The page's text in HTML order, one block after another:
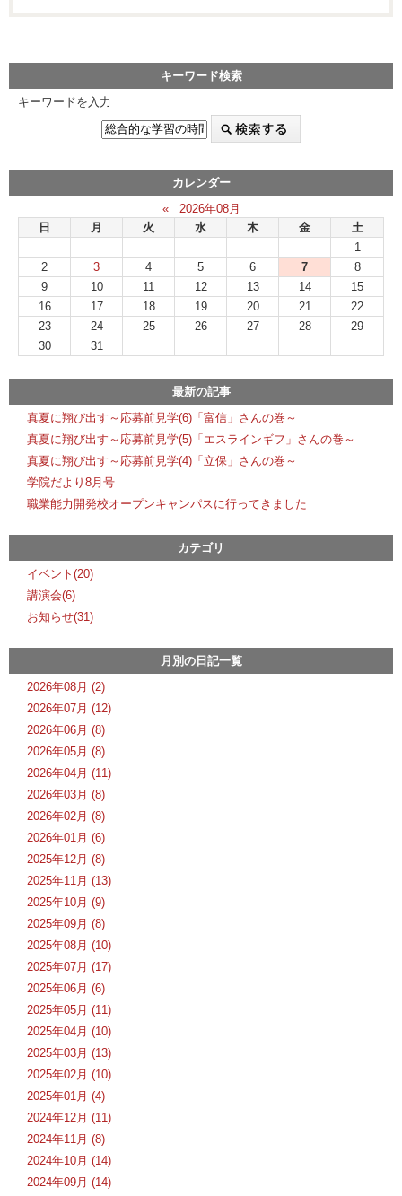
キーワード検索
キーワードを入力
カレンダー
«
2026年08月
日
月 火 水 木 金
土
1
2
3 4 5 6 7
8
9
10 11 12 13 14
15
16
17 18 19 20 21
22
23
24 25 26 27 28
29
30
31
最新の記事
真夏に翔び出す～応募前見学(6)「富信」さんの巻～
真夏に翔び出す～応募前見学(5)「エスラインギフ」さんの巻～
真夏に翔び出す～応募前見学(4)「立保」さんの巻～
学院だより8月号
職業能力開発校オープンキャンパスに行ってきました
カテゴリ
イベント(20)
講演会(6)
お知らせ(31)
月別の日記一覧
2026年08月 (2)
2026年07月 (12)
2026年06月 (8)
2026年05月 (8)
2026年04月 (11)
2026年03月 (8)
2026年02月 (8)
2026年01月 (6)
2025年12月 (8)
2025年11月 (13)
2025年10月 (9)
2025年09月 (8)
2025年08月 (10)
2025年07月 (17)
2025年06月 (6)
2025年05月 (11)
2025年04月 (10)
2025年03月 (13)
2025年02月 (10)
2025年01月 (4)
2024年12月 (11)
2024年11月 (8)
2024年10月 (14)
2024年09月 (14)